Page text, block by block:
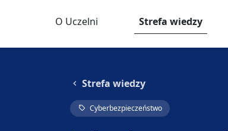
O Uczelni Strefa wiedzy
Strefa wiedzy
Cyberbezpieczeństwo